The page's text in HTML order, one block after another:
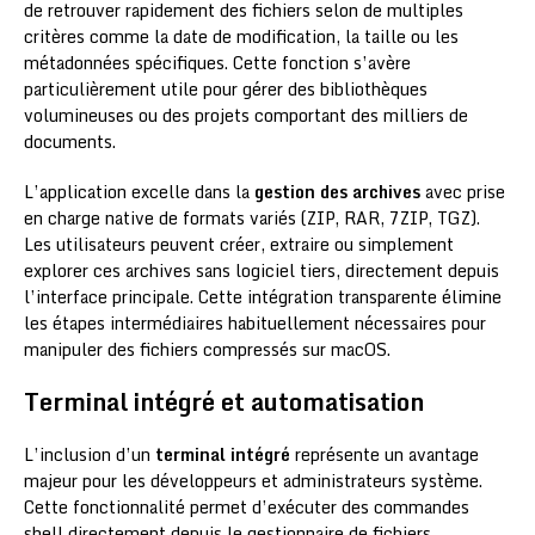
de retrouver rapidement des fichiers selon de multiples
critères comme la date de modification, la taille ou les
métadonnées spécifiques. Cette fonction s’avère
particulièrement utile pour gérer des bibliothèques
volumineuses ou des projets comportant des milliers de
documents.
L’application excelle dans la gestion des archivesavec prise
en charge native de formats variés (ZIP, RAR, 7ZIP, TGZ).
Les utilisateurs peuvent créer, extraire ou simplement
explorer ces archives sans logiciel tiers, directement depuis
l’interface principale. Cette intégration transparente élimine
les étapes intermédiaires habituellement nécessaires pour
manipuler des fichiers compressés sur macOS.
Terminal intégré et automatisation
L’inclusion d’un terminal intégré représente un avantage
majeur pour les développeurs et administrateurs système.
Cette fonctionnalité permet d’exécuter des commandes